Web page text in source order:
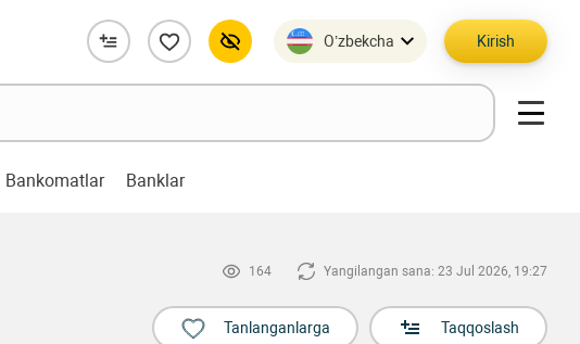
O’zbekcha Kirish
Bankomatlar Banklar
164 Yangilangan sana: 23 Jul 2026, 19:27
Tanlanganlarga Taqqoslash